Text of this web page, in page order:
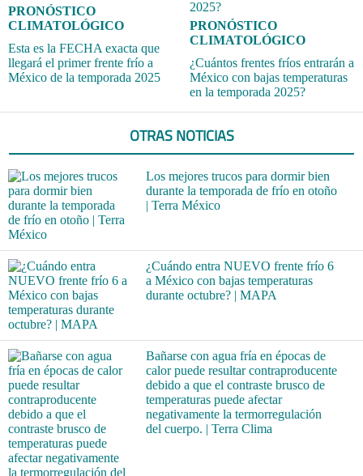
PRONÓSTICO
CLIMATOLÓGICO
Esta es la FECHA exacta que
llegará el primer frente frío a
México de la temporada 2025
PRONÓSTICO
CLIMATOLÓGICO
¿Cuántos frentes fríos entrarán a
México con bajas temperaturas
en la temporada 2025?
OTRAS NOTICIAS
Los mejores trucos para dormir bien
durante la temporada de frío en otoño
| Terra México
¿Cuándo entra NUEVO frente frío 6
a México con bajas temperaturas
durante octubre? | MAPA
Bañarse con agua fría en épocas de
calor puede resultar contraproducente
debido a que el contraste brusco de
temperaturas puede afectar
negativamente la termorregulación
del cuerpo. | Terra Clima